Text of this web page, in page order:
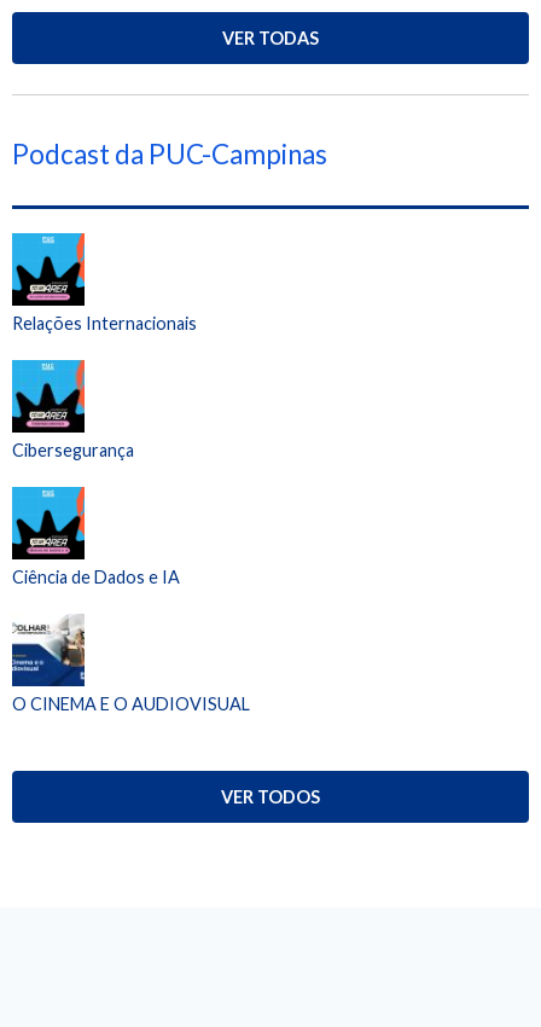
VER TODAS
Podcast da PUC-Campinas
Relações Internacionais
Cibersegurança
Ciência de Dados e IA
O CINEMA E O AUDIOVISUAL
VER TODOS